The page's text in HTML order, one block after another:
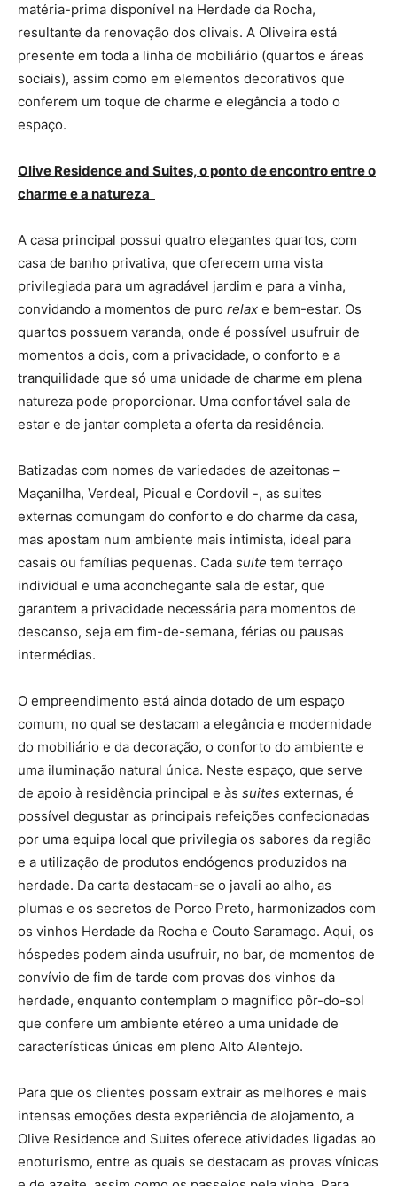
matéria-prima disponível na Herdade da Rocha,
resultante da renovação dos olivais. A Oliveira está
presente em toda a linha de mobiliário (quartos e áreas
sociais), assim como em elementos decorativos que
conferem um toque de charme e elegância a todo o
espaço.
Olive Residence and Suites, o ponto de encontro entre o
charme e a natureza
A casa principal possui quatro elegantes quartos, com
casa de banho privativa, que oferecem uma vista
privilegiada para um agradável jardim e para a vinha,
convidando a momentos de puro relax e bem-estar. Os
quartos possuem varanda, onde é possível usufruir de
momentos a dois, com a privacidade, o conforto e a
tranquilidade que só uma unidade de charme em plena
natureza pode proporcionar. Uma confortável sala de
estar e de jantar completa a oferta da residência.
Batizadas com nomes de variedades de azeitonas –
Maçanilha, Verdeal, Picual e Cordovil -, as suites
externas comungam do conforto e do charme da casa,
mas apostam num ambiente mais intimista, ideal para
casais ou famílias pequenas. Cada suite tem terraço
individual e uma aconchegante sala de estar, que
garantem a privacidade necessária para momentos de
descanso, seja em fim-de-semana, férias ou pausas
intermédias.
O empreendimento está ainda dotado de um espaço
comum, no qual se destacam a elegância e modernidade
do mobiliário e da decoração, o conforto do ambiente e
uma iluminação natural única. Neste espaço, que serve
de apoio à residência principal e às suites externas, é
possível degustar as principais refeições confecionadas
por uma equipa local que privilegia os sabores da região
e a utilização de produtos endógenos produzidos na
herdade. Da carta destacam-se o javali ao alho, as
plumas e os secretos de Porco Preto, harmonizados com
os vinhos Herdade da Rocha e Couto Saramago. Aqui, os
hóspedes podem ainda usufruir, no bar, de momentos de
convívio de fim de tarde com provas dos vinhos da
herdade, enquanto contemplam o magnífico pôr-do-sol
que confere um ambiente etéreo a uma unidade de
características únicas em pleno Alto Alentejo.
Para que os clientes possam extrair as melhores e mais
intensas emoções desta experiência de alojamento, a
Olive Residence and Suites oferece atividades ligadas ao
enoturismo, entre as quais se destacam as provas vínicas